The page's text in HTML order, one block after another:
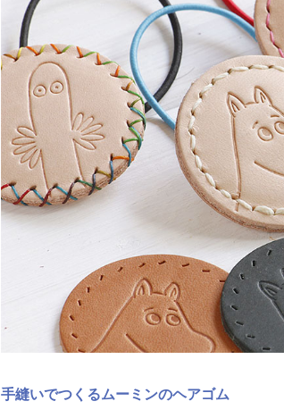
手縫いでつくるムーミンのヘアゴム